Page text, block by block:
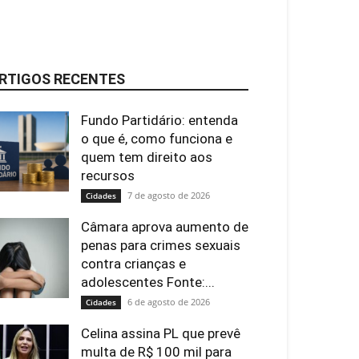
RECENTES
Fundo Partidário: entenda
o que é, como funciona e
quem tem direito aos
recursos
Cidades 7 de agosto de 2026
Câmara aprova aumento de
penas para crimes sexuais
contra crianças e
adolescentes Fonte:...
Cidades 6 de agosto de 2026
Celina assina PL que prevê
multa de R$ 100 mil para